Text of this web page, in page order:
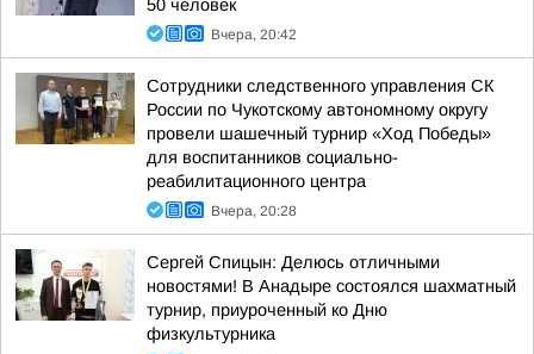
50 человек
Вчера, 20:42
Сотрудники следственного управления СК
России по Чукотскому автономному округу
провели шашечный турнир «Ход Победы»
для воспитанников социально-
реабилитационного центра
Вчера, 20:28
Сергей Спицын: Делюсь отличными
новостями! В Анадыре состоялся шахматный
турнир, приуроченный ко Дню
физкультурника